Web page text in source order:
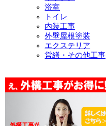
浴室
トイレ
内装工事
外壁屋根塗装
エクステリア
営繕・その他工事